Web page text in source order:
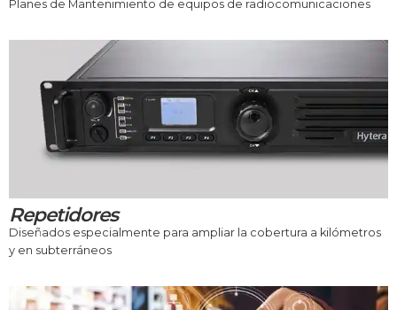
Planes de Mantenimiento de equipos de radiocomunicaciones
Repetidores
Diseñados especialmente para ampliar la cobertura a kilómetros
y en subterráneos